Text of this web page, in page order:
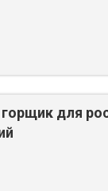
горщик для